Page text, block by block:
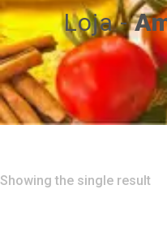
Loja -
Showing the single result